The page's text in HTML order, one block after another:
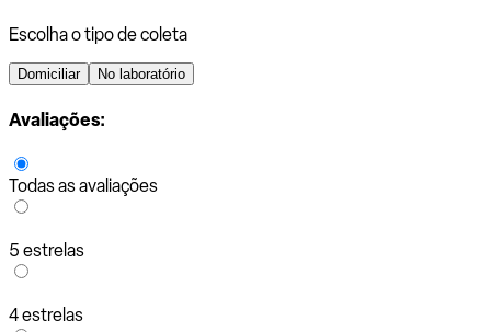
Escolha o tipo de coleta
Domiciliar No laboratório
Avaliações:
Todas as avaliações
5 estrelas
4 estrelas